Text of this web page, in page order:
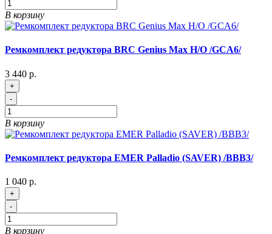
В корзину
Ремкомплект редуктора BRC Genius Max Н/О /GCA6/
3 440 р.
+
-
В корзину
Ремкомплект редуктора EMER Palladio (SAVER) /BBB3/
1 040 р.
+
-
В корзину